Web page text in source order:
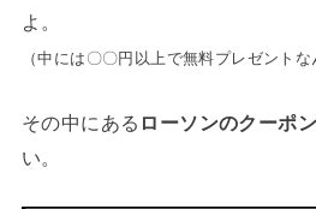
よ。
（中には〇〇円以上で無料プレゼント
その中にある ローソンのクーポ
い。